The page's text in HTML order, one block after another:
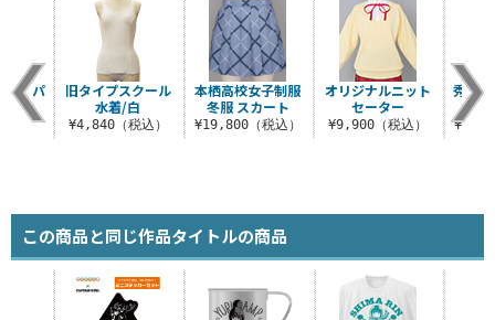
本栖高校女子制服
冬服 スカート
¥19,800（税込）
オリジナルニット
セーター
¥9,900（税込）
秀華
ャケ
ートパ
込）
旧タイプスクール
水着/白
¥4,840（税込）
この商品と同じ作品タイトルの商品